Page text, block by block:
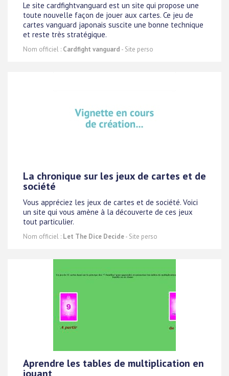
Le site cardfightvanguard est un site qui propose une
toute nouvelle façon de jouer aux cartes. Ce jeu de
cartes vanguard japonais suscite une bonne technique
et reste très stratégique.
Nom officiel : Cardfight vanguard - Site perso
La chronique sur les jeux de cartes et de
société
Vous appréciez les jeux de cartes et de société. Voici
un site qui vous amène à la découverte de ces jeux
tout particulier.
Nom officiel : Let The Dice Decide- Site perso
Aprendre les tables de multiplication en
jouant